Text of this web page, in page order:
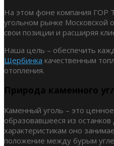
На этом фоне компания ГОР
угольном рынке Московской
свои позиции и расширяя
Наша цель – обеспечить
Щербинка качественным
отопления.
Природа каменного
Каменный уголь – это
образовавшееся из
характеристикам оно
положение между бурым